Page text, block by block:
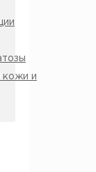
кожи и